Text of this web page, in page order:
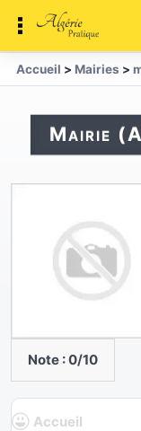
Accueil > Mairies >
Mairie
Note :0/10
Accueil